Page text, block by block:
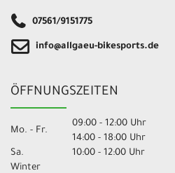
07561/9151775
info@allgaeu-bikesports.de
ÖFFNUNGSZEITEN
Mo. - Fr.
09:00 - 12:00 Uhr
14:00 - 18:00 Uhr
Sa.
10:00 - 12:00 Uhr
Winter